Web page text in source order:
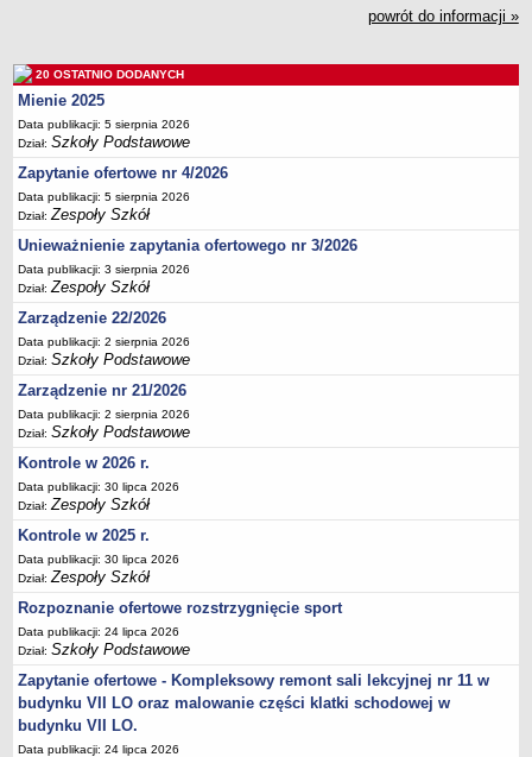
BURSA MIEJSKA
Dane podstawowe
Statut
Majątek
Godziny dyżurów
Ogłoszenie
Zarządzenia
Kontrole
Rejestry, ewidencje, archiwa
Sprawozdania
Deklaracja dostępności
PORADNIE PSYCHOLOGICZNO-PEDAGOGICZNE
Zespół Poradni
BIURO FINANSÓW OŚWIATY
Dane podstawowe
Statut
Majątek
Godziny dyżurów
Ogłoszenia
Zarządzenia
Rejestry, ewidencje, archiwa
Kontrole
PONOWNE WYKORZYSTYWANIE
powrót do informacji »
20 OSTATNIO DODANYCH
Mienie 2025
Data publikacji: 5 sierpnia 2026
Dział:Szkoły Podstawowe
Zapytanie ofertowe nr 4/2026
Data publikacji: 5 sierpnia 2026
Dział:Zespoły Szkół
Unieważnienie zapytania ofertowego nr 3/2026
Data publikacji: 3 sierpnia 2026
Dział:Zespoły Szkół
Zarządzenie 22/2026
Data publikacji: 2 sierpnia 2026
Dział:Szkoły Podstawowe
Zarządzenie nr 21/2026
Data publikacji: 2 sierpnia 2026
Dział:Szkoły Podstawowe
Kontrole w 2026 r.
Data publikacji: 30 lipca 2026
Dział:Zespoły Szkół
Kontrole w 2025 r.
Data publikacji: 30 lipca 2026
Dział:Zespoły Szkół
Rozpoznanie ofertowe rozstrzygnięcie sport
Data publikacji: 24 lipca 2026
Dział:Szkoły Podstawowe
Zapytanie ofertowe - Kompleksowy remont sali lekcyjnej nr 11 w
budynku VII LO oraz malowanie części klatki schodowej w
budynku VII LO.
Data publikacji: 24 lipca 2026